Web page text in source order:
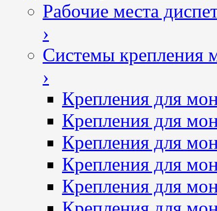
Рабочие места
›
Системы крепления
›
Крепления для
Крепления для
Крепления для
Крепления для
Крепления для